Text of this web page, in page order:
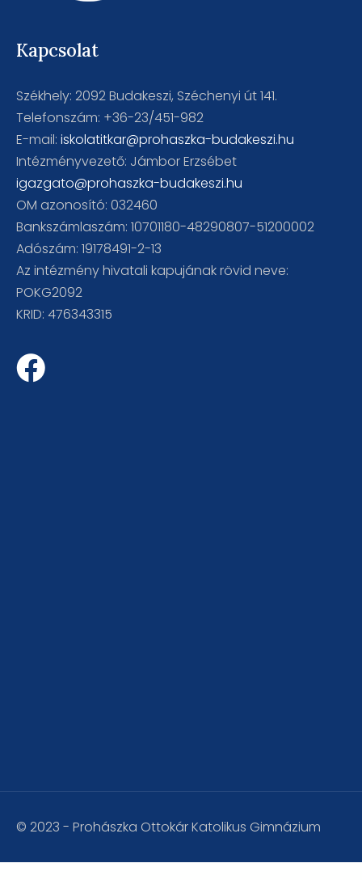
Kapcsolat
Székhely: 2092 Budakeszi, Széchenyi út 141.
Telefonszám: +36-23/451-982
E-mail: iskolatitkar@prohaszka-budakeszi.hu
Intézményvezető: Jámbor Erzsébet
igazgato@prohaszka-budakeszi.hu
OM azonosító: 032460
Bankszámlaszám: 10701180-48290807-51200002
Adószám: 19178491-2-13
Az intézmény hivatali kapujának rövid neve:
POKG2092
KRID: 476343315
© 2023 - Prohászka Ottokár Katolikus Gimnázium